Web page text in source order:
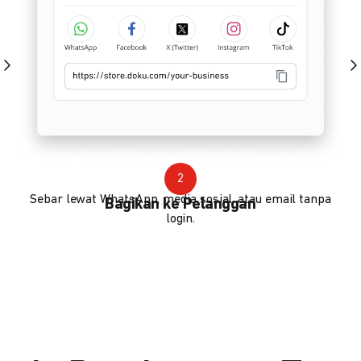
2
Bagikan ke Pelanggan
Sebar lewat WhatsApp, media sosial, atau email tanpa
login.